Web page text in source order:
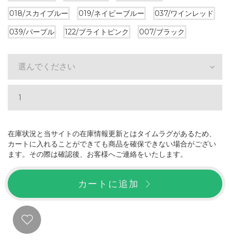
018/スカイブルー
019/ネイビーブルー
037/ワインレッド
039/パープル
122/ブライトピンク 007/ブラック
選んでください
在庫状況と当サイトの在庫情報更新とはタイムラグがあるため、
カートに入れることができても商品を確保できない場合がござい
ます。その際は確認後、お客様へご連絡をいたします。
カートに追加